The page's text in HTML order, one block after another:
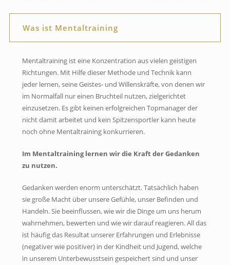
Was ist Mentaltraining
Mentaltraining ist eine Konzentration aus vielen geistigen
Richtungen. Mit Hilfe dieser Methode und Technik kann
jeder lernen, seine Geistes- und Willenskräfte, von denen wir
im Normalfall nur einen Bruchteil nutzen, zielgerichtet
einzusetzen. Es gibt keinen erfolgreichen Topmanager der
nicht damit arbeitet und kein Spitzensportler kann heute
noch ohne Mentaltraining konkurrieren.
Im Mentaltraining lernen wir die Kraft der Gedanken
zu nutzen.
Gedanken werden enorm unterschätzt. Tatsächlich haben
sie große Macht über unsere Gefühle, unser Befinden und
Handeln. Sie beeinflussen, wie wir die Dinge um uns herum
wahrnehmen, bewerten und wie wir darauf reagieren. All das
ist häufig das Resultat unserer Erfahrungen und Erlebnisse
(negativer wie positiver) in der Kindheit und Jugend, welche
in unserem Unterbewusstsein gespeichert sind und unser